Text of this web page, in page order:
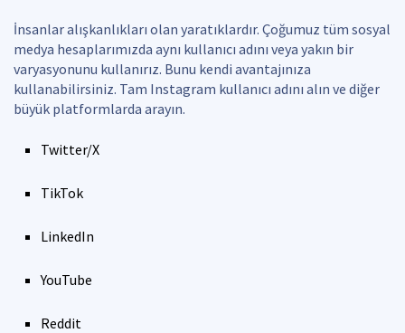
İnsanlar alışkanlıkları olan yaratıklardır. Çoğumuz tüm sosyal
medya hesaplarımızda aynı kullanıcı adını veya yakın bir
varyasyonunu kullanırız. Bunu kendi avantajınıza
kullanabilirsiniz. Tam Instagram kullanıcı adını alın ve diğer
büyük platformlarda arayın.
Twitter/X
TikTok
LinkedIn
YouTube
Reddit